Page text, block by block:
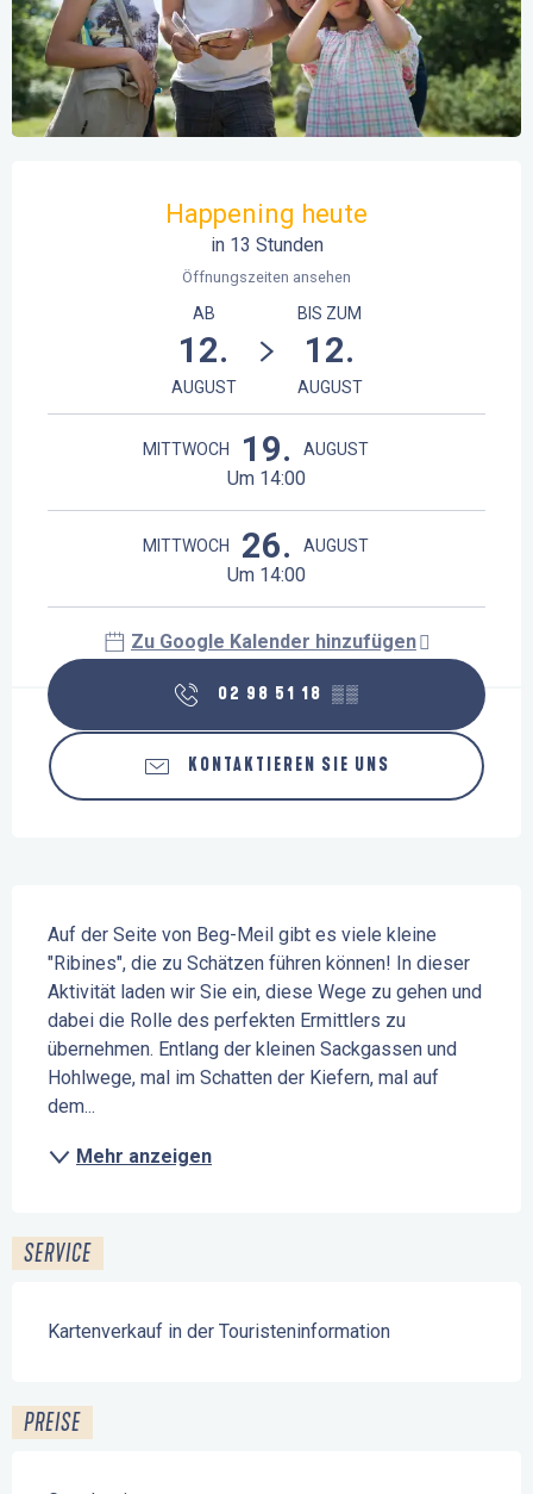
Happening heute
in 13 Stunden
Öffnungszeiten ansehen
AB
12.
AUGUST
BIS ZUM
12.
AUGUST
MITTWOCH 19. AUGUST
Um 14:00
MITTWOCH 26. AUGUST
Um 14:00
Zu Google Kalender hinzufügen
02 98 51 18 ▒▒
KONTAKTIEREN SIE UNS
Auf der Seite von Beg-Meil gibt es viele kleine
"Ribines", die zu Schätzen führen können! In dieser
Aktivität laden wir Sie ein, diese Wege zu gehen und
dabei die Rolle des perfekten Ermittlers zu
übernehmen. Entlang der kleinen Sackgassen und
Hohlwege, mal im Schatten der Kiefern, mal auf
dem...
Mehr anzeigen
SERVICE
Kartenverkauf in der Touristeninformation
PREISE